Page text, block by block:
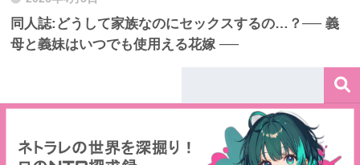
同人誌:どうして家族なのにセックスするの…？── 義
母と義妹はいつでも使用える花嫁 ──